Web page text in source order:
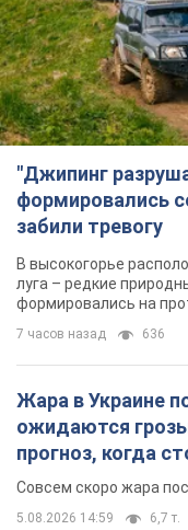
"Джипинг
формировались
забили тревогу
В высокогорье
луга – редкие
формировались на
7 часов назад 636
Жара в Украине
ожидаются
прогноз, когда
изменения
Совсем скоро жара
5.08.2026 14:59 6,7 т.